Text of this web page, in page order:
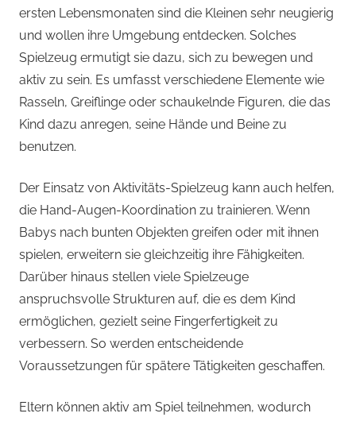
ersten Lebensmonaten sind die Kleinen sehr neugierig
und wollen ihre Umgebung entdecken. Solches
Spielzeug ermutigt sie dazu, sich zu bewegen und
aktiv zu sein. Es umfasst verschiedene Elemente wie
Rasseln, Greiflinge oder schaukelnde Figuren, die das
Kind dazu anregen, seine Hände und Beine zu
benutzen.
Der Einsatz von Aktivitäts-Spielzeug kann auch helfen,
die Hand-Augen-Koordination zu trainieren. Wenn
Babys nach bunten Objekten greifen oder mit ihnen
spielen, erweitern sie gleichzeitig ihre Fähigkeiten.
Darüber hinaus stellen viele Spielzeuge
anspruchsvolle Strukturen auf, die es dem Kind
ermöglichen, gezielt seine Fingerfertigkeit zu
verbessern. So werden entscheidende
Voraussetzungen für spätere Tätigkeiten geschaffen.
Eltern können aktiv am Spiel teilnehmen, wodurch